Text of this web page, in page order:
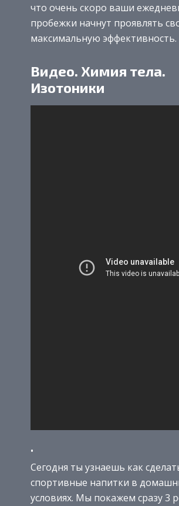
что очень скоро ваши
пробежки начнут проявлять
максимальную эффективность.
Видео. Химия тела.
Изотоники
Сегодня ты узнаешь как
спортивные напитки в
условиях. Мы покажем сразу 3